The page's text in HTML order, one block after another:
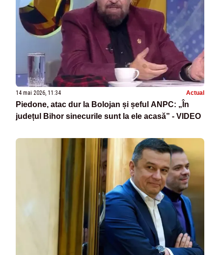
14 mai 2026, 11:34 Actual
Piedone, atac dur la Bolojan și șeful ANPC: „În
județul Bihor sinecurile sunt la ele acasă” - VIDEO